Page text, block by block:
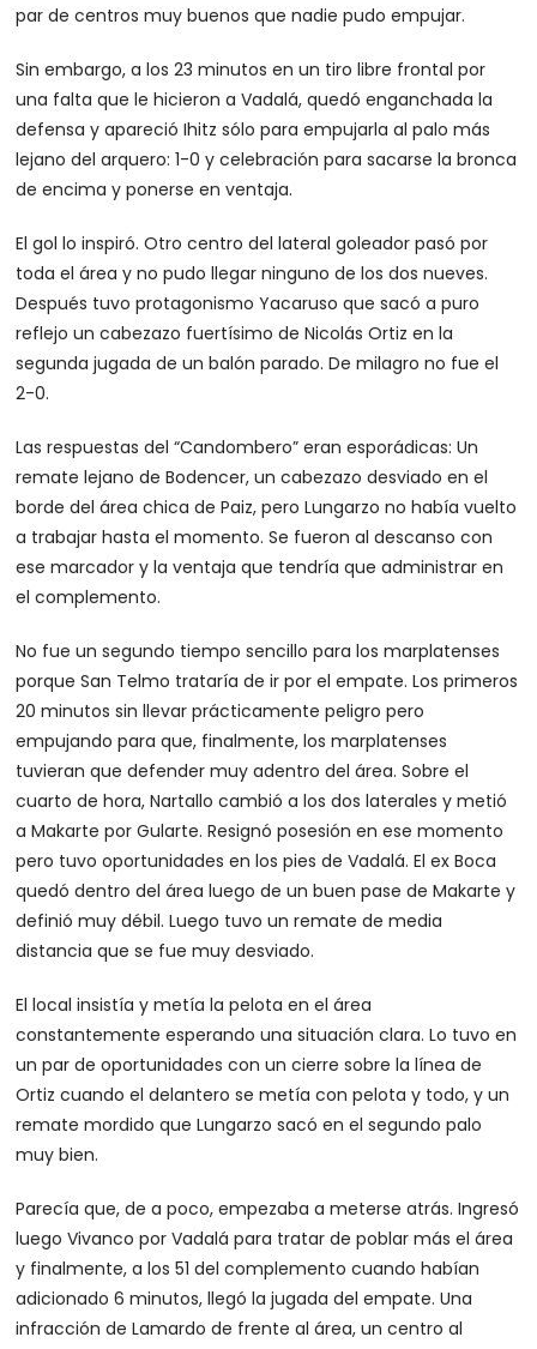
par de centros muy buenos que nadie pudo empujar.
Sin embargo, a los 23 minutos en un tiro libre frontal por
una falta que le hicieron a Vadalá, quedó enganchada la
defensa y apareció Ihitz sólo para empujarla al palo más
lejano del arquero: 1-0 y celebración para sacarse la bronca
de encima y ponerse en ventaja.
El gol lo inspiró. Otro centro del lateral goleador pasó por
toda el área y no pudo llegar ninguno de los dos nueves.
Después tuvo protagonismo Yacaruso que sacó a puro
reflejo un cabezazo fuertísimo de Nicolás Ortiz en la
segunda jugada de un balón parado. De milagro no fue el
2-0.
Las respuestas del “Candombero” eran esporádicas: Un
remate lejano de Bodencer, un cabezazo desviado en el
borde del área chica de Paiz, pero Lungarzo no había vuelto
a trabajar hasta el momento. Se fueron al descanso con
ese marcador y la ventaja que tendría que administrar en
el complemento.
No fue un segundo tiempo sencillo para los marplatenses
porque San Telmo trataría de ir por el empate. Los primeros
20 minutos sin llevar prácticamente peligro pero
empujando para que, finalmente, los marplatenses
tuvieran que defender muy adentro del área. Sobre el
cuarto de hora, Nartallo cambió a los dos laterales y metió
a Makarte por Gularte. Resignó posesión en ese momento
pero tuvo oportunidades en los pies de Vadalá. El ex Boca
quedó dentro del área luego de un buen pase de Makarte y
definió muy débil. Luego tuvo un remate de media
distancia que se fue muy desviado.
El local insistía y metía la pelota en el área
constantemente esperando una situación clara. Lo tuvo en
un par de oportunidades con un cierre sobre la línea de
Ortiz cuando el delantero se metía con pelota y todo, y un
remate mordido que Lungarzo sacó en el segundo palo
muy bien.
Parecía que, de a poco, empezaba a meterse atrás. Ingresó
luego Vivanco por Vadalá para tratar de poblar más el área
y finalmente, a los 51 del complemento cuando habían
adicionado 6 minutos, llegó la jugada del empate. Una
infracción de Lamardo de frente al área, un centro al